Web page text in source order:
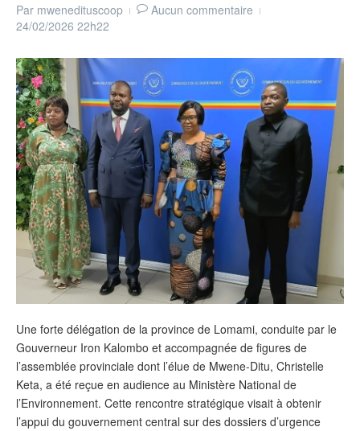
Par mwenedituscoop
Aucun commentaire
24/02/2026 22h22
Une forte délégation de la province de Lomami, conduite par le
Gouverneur Iron Kalombo et accompagnée de figures de
l’assemblée provinciale dont l’élue de Mwene-Ditu, Christelle
Keta, a été reçue en audience au Ministère National de
l’Environnement. Cette rencontre stratégique visait à obtenir
l’appui du gouvernement central sur des dossiers d’urgence